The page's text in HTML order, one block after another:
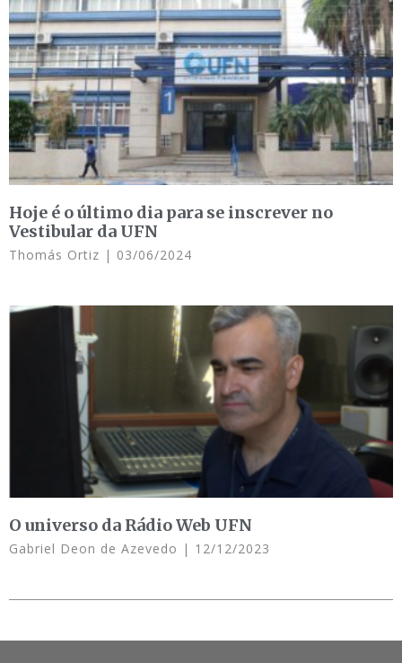
Hoje é o último dia para se inscrever no
Vestibular da UFN
Thomás Ortiz 03/06/2024
O universo da Rádio Web UFN
Gabriel Deon de Azevedo 12/12/2023